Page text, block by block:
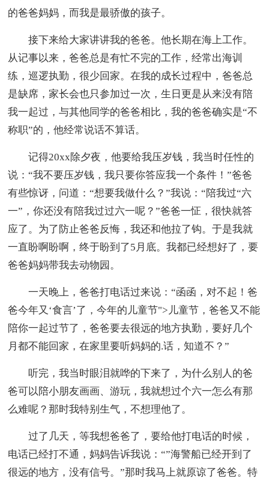
的爸爸妈妈，而我是最骄傲的孩子。
接下来给大家讲讲我的爸爸。他长期在海上工作。
从记事以来，爸爸总是有忙不完的工作，经常出海训
练，巡逻执勤，很少回家。在我的成长过程中，爸爸总
是缺席，家长会也只参加过一次，生日更是从来没有陪
我一起过，与其他同学的爸爸相比，我的爸爸确实是“不
称职”的，他经常说话不算话。
记得20xx除夕夜，他要给我压岁钱，我当时任性的
说：“我不要压岁钱，我只要你答应我一个条件！”爸爸
有些惊讶，问道：“想要我做什么？”我说：“陪我过“六
一”，你还没有陪我过过六一呢？”爸爸一怔，很快就答
应了。为了防止爸爸反悔，我还和他拉了钩。于是我就
一直盼啊盼啊，终于盼到了5月底。我都已经想好了，要
爸爸妈妈带我去动物园。
一天晚上，爸爸打电话过来说：“函函，对不起！爸
爸今年又‘食言’了，今年的儿童节">儿童节，爸爸又不能
陪你一起过节了，爸爸要去很远的地方执勤，要好几个
月都不能回家，在家里要听妈妈的.话，知道不？”
听完，我当时眼泪就哗的下来了，为什么别人的爸
爸可以陪小朋友画画、游玩，我就想过个六一怎么有那
么难呢？那时我特别生气，不想理他了。
过了几天，等我想爸爸了，要给他打电话的时候，
电话已经打不通，妈妈告诉我说：“”海警船已经开到了
很远的地方，没有信号。”那时我马上就原谅了爸爸。特